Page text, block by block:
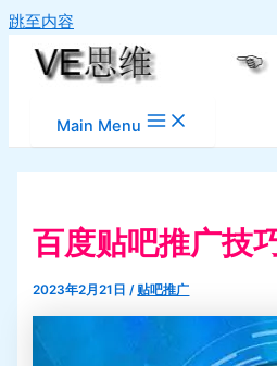
跳至内容
Main Menu
百度贴吧推广技
2023年2月21日/ 贴吧推广